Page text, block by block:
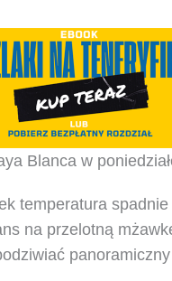
Blanca w
temperatura
na przelotną